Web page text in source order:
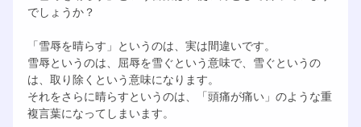
でしょうか？
「雪辱を晴らす」というのは、実は間違いです。
雪辱というのは、屈辱を雪ぐという意味で、雪ぐというの
は、取り除くという意味になります。
それをさらに晴らすというのは、「頭痛が痛い」のような重
複言葉になってしまいます。